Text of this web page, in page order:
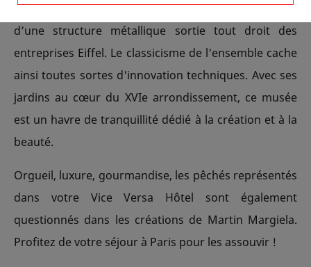
renaissance, doté de larges baies vitrées, dispose
d’une structure métallique sortie tout droit des
entreprises Eiffel. Le classicisme de l'ensemble cache
ainsi toutes sortes d'innovation techniques. Avec ses
jardins au cœur du XVIe arrondissement, ce musée
est un havre de tranquillité dédié à la création et à la
beauté.
Orgueil, luxure, gourmandise, les pêchés représentés
dans votre Vice Versa Hôtel sont également
questionnés dans les créations de Martin Margiela.
Profitez de votre séjour à Paris pour les assouvir !